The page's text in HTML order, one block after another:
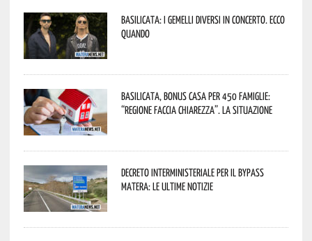
Basilicata: i Gemelli DiVersi in concerto. Ecco
quando
Basilicata, Bonus casa per 450 famiglie:
“Regione faccia chiarezza”. La situazione
Decreto interministeriale per il Bypass
Matera: le ultime notizie